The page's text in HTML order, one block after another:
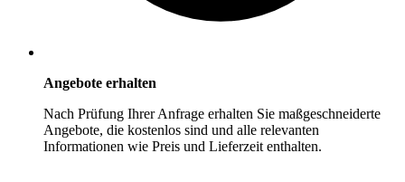
Angebote erhalten
Nach Prüfung Ihrer Anfrage erhalten Sie maßgeschneiderte
Angebote, die kostenlos sind und alle relevanten
Informationen wie Preis und Lieferzeit enthalten.